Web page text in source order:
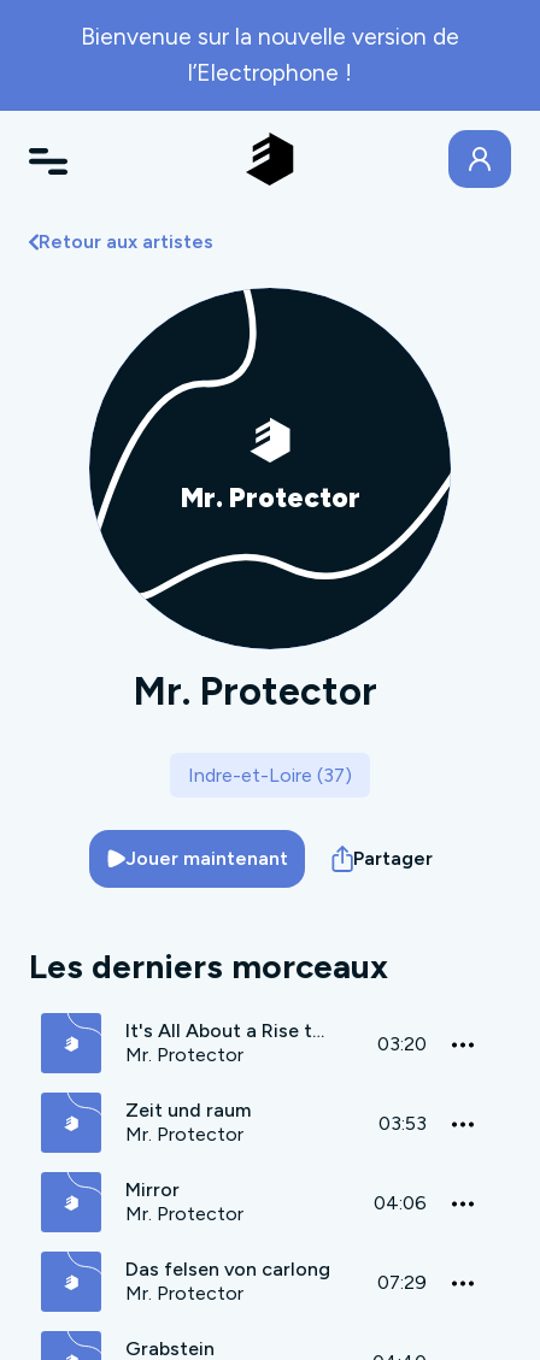
Bienvenue sur la nouvelle version de
l’Electrophone !
Retour aux artistes
Mr. Protector
Mr. Protector
Indre-et-Loire (37)
Jouer maintenant Partager
Les derniers morceaux
It's All About a Rise to Pleasure
Mr. Protector
03:20
Zeit und raum
Mr. Protector
03:53
Mirror
Mr. Protector
04:06
Das felsen von carlong
Mr. Protector
07:29
Grabstein